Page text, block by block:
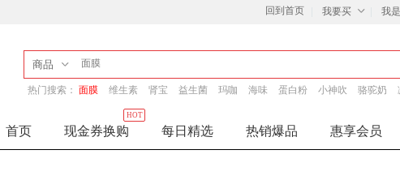
回到首页 我要买 我
商品
热门搜索： 面膜 维生素 肾宝 益生菌 玛咖 海味 蛋白粉 小神吹 骆驼奶
首页 现金券换购
HOT
每日精选 热销爆品 惠享会员